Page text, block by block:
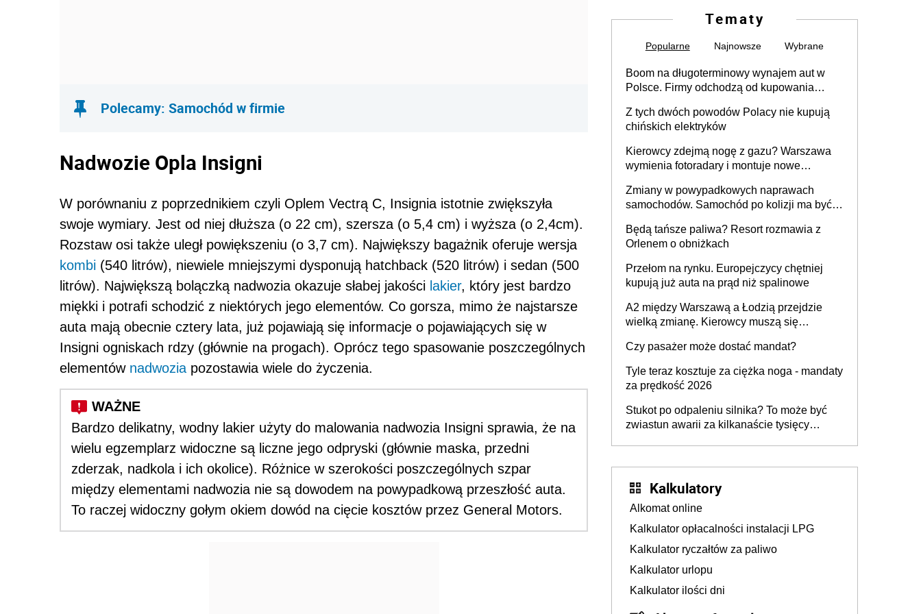
Polecamy: Samochód w firmie
Nadwozie Opla Insigni
W porównaniu z poprzednikiem czyli Oplem Vectrą C, Insignia istotnie zwiększyła
swoje wymiary. Jest od niej dłuższa (o 22 cm), szersza (o 5,4 cm) i wyższa (o 2,4cm).
Rozstaw osi także uległ powiększeniu (o 3,7 cm). Największy bagażnik oferuje wersja
kombi (540 litrów), niewiele mniejszymi dysponują hatchback (520 litrów) i sedan (500
litrów). Największą bolączką nadwozia okazuje słabej jakości lakier, który jest bardzo
miękki i potrafi schodzić z niektórych jego elementów. Co gorsza, mimo że najstarsze
auta mają obecnie cztery lata, już pojawiają się informacje o pojawiających się w
Insigni ogniskach rdzy (głównie na progach). Oprócz tego spasowanie poszczególnych
elementów nadwozia pozostawia wiele do życzenia.
Bardzo delikatny, wodny lakier użyty do malowania nadwozia Insigni sprawia, że na
wielu egzemplarz widoczne są liczne jego odpryski (głównie maska, przedni
zderzak, nadkola i ich okolice). Różnice w szerokości poszczególnych szpar
między elementami nadwozia nie są dowodem na powypadkową przeszłość auta.
To raczej widoczny gołym okiem dowód na cięcie kosztów przez General Motors.
Tematy
Popularne Najnowsze Wybrane
Boom na długoterminowy wynajem aut w
Polsce. Firmy odchodzą od kupowania
Z tych dwóch powodów Polacy nie kupują
chińskich elektryków
Kierowcy zdejmą nogę z gazu? Warszawa
wymienia fotoradary i montuje nowe
Zmiany w powypadkowych naprawach
samochodów. Samochód po kolizji ma być
technologią producenta
Będą tańsze paliwa? Resort rozmawia z
Orlenem o obniżkach
Przełom na rynku. Europejczycy chętniej
kupują już auta na prąd niż spalinowe
A2 między Warszawą a Łodzią przejdzie
wielką zmianę. Kierowcy muszą się
Czy pasażer może dostać mandat?
Tyle teraz kosztuje za ciężka noga - mandaty
za prędkość 2026
Stukot po odpaleniu silnika? To może być
zwiastun awarii za kilkanaście tysięcy
Kalkulatory
Alkomat online
Kalkulator opłacalności instalacji LPG
Kalkulator ryczałtów za paliwo
Kalkulator urlopu
Kalkulator ilości dni